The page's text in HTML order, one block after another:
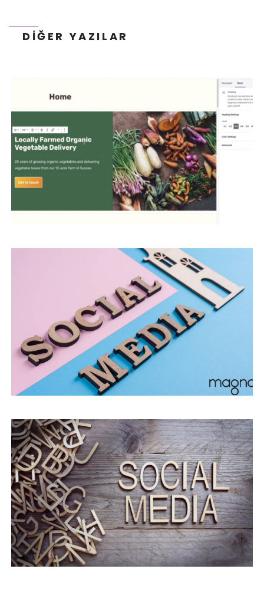
DIĞER YAZILAR
FACEBOOK ERIŞIMINIZI EN ÜST DÜZEYE
ÇIKARMAK İÇIN 5 İPUCU
SOSYAL PLATFORM NE DEMEK?